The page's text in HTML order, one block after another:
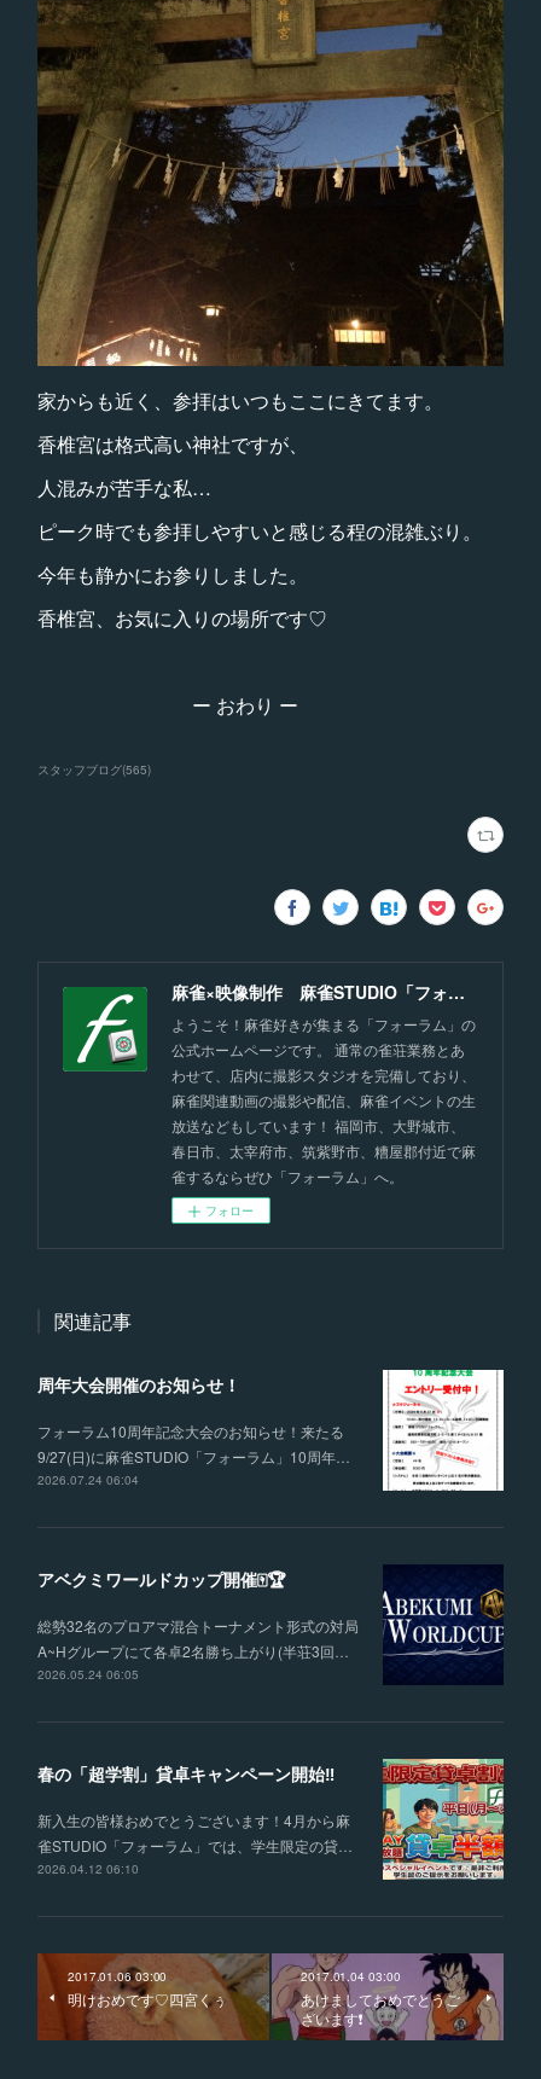
家からも近く、参拝はいつもここにきてます。
香椎宮は格式高い神社ですが、
人混みが苦手な私…
ピーク時でも参拝しやすいと感じる程の混雑ぶり。
今年も静かにお参りしました。
香椎宮、お気に入りの場所です♡
ー おわり ー
スタッフブログ(565)
麻雀×映像制作 麻雀STUDIO「フォーラム」福岡
ようこそ！麻雀好きが集まる「フォーラム」の
公式ホームページです。 通常の雀荘業務とあ
わせて、店内に撮影スタジオを完備しており、
麻雀関連動画の撮影や配信、麻雀イベントの生
放送などもしています！ 福岡市、大野城市、
春日市、太宰府市、筑紫野市、糟屋郡付近で麻
雀するならぜひ「フォーラム」へ。
フォロー
関連記事
周年大会開催のお知らせ！
フォーラム10周年記念大会のお知らせ！来たる
9/27(日)に麻雀STUDIO「フォーラム」10周年…
2026.07.24 06:04
アベクミワールドカップ開催🀄🏆
総勢32名のプロアマ混合トーナメント形式の対局
A~Hグループにて各卓2名勝ち上がり(半荘3回…
2026.05.24 06:05
春の「超学割」貸卓キャンペーン開始‼
新入生の皆様おめでとうございます！4月から麻
雀STUDIO「フォーラム」では、学生限定の貸…
2026.04.12 06:10
2017.01.06 03:00
明けおめです♡四宮くぅ
2017.01.04 03:00
あけましておめでとうご
ざいます❗️